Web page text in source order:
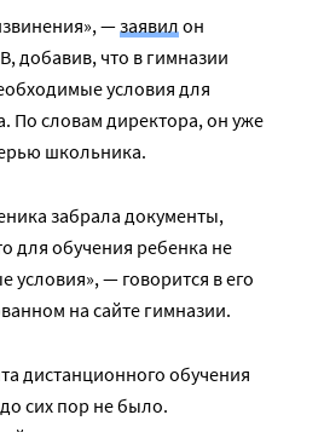
—заявилон
добавив, что в гимназии
условия для
По словам директора, он уже
школьника.
забрала документы,
для обучения ребенка не
— говорится в его
на сайте гимназии.
дистанционного обучения
сих пор не было.